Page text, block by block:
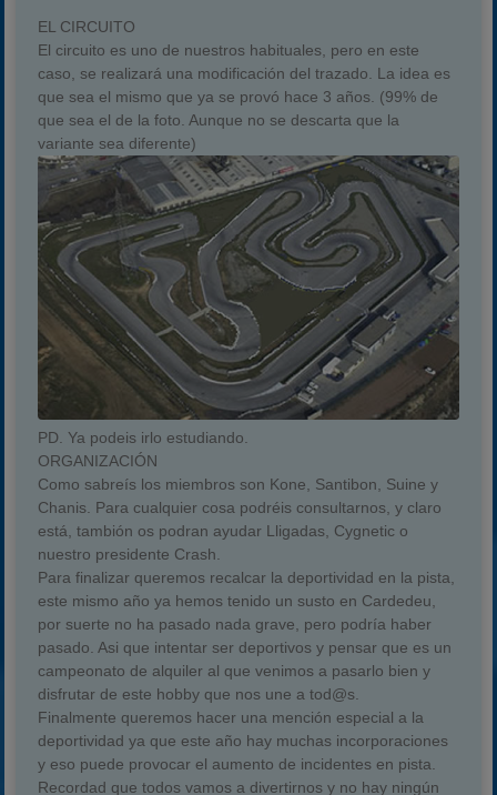
EL CIRCUITO
El circuito es uno de nuestros habituales, pero en este
caso, se realizará una modificación del trazado. La idea es
que sea el mismo que ya se provó hace 3 años. (99% de
que sea el de la foto. Aunque no se descarta que la
variante sea diferente)
PD. Ya podeis irlo estudiando.
ORGANIZACIÓN
Como sabreís los miembros son Kone, Santibon, Suine y
Chanis. Para cualquier cosa podréis consultarnos, y claro
está, tambión os podran ayudar Lligadas, Cygnetic o
nuestro presidente Crash.
Para finalizar queremos recalcar la deportividad en la pista,
este mismo año ya hemos tenido un susto en Cardedeu,
por suerte no ha pasado nada grave, pero podría haber
pasado. Asi que intentar ser deportivos y pensar que es un
campeonato de alquiler al que venimos a pasarlo bien y
disfrutar de este hobby que nos une a tod@s.
Finalmente queremos hacer una mención especial a la
deportividad ya que este año hay muchas incorporaciones
y eso puede provocar el aumento de incidentes en pista.
Recordad que todos vamos a divertirnos y no hay ningún